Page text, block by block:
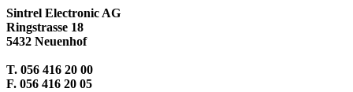
Sintrel Electronic AG
Ringstrasse 18
5432 Neuenhof
T. 056 416 20 00
F. 056 416 20 05